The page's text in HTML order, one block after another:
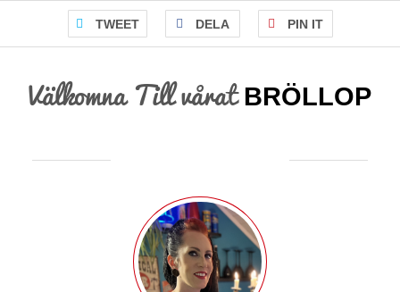
TWEET DELA PIN IT
Välkomna Till vårat BRÖLLOP